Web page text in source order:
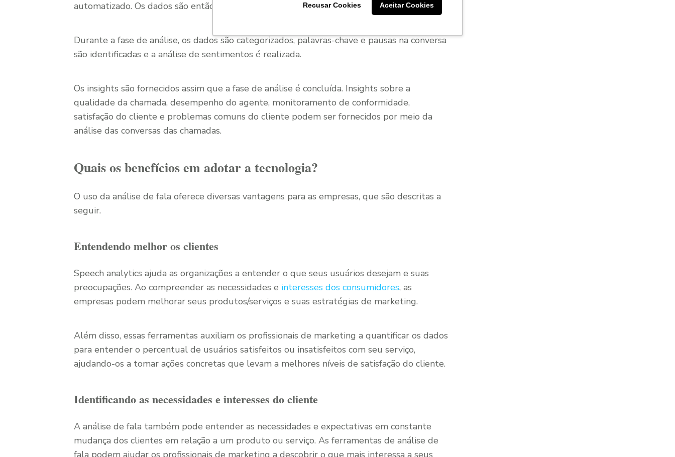
Recusar Cookies Aceitar Cookies
automatizado. Os dados são então transcritos e preparados para análise.
Durante a fase de análise, os dados são categorizados, palavras-chave e pausas na conversa
são identificadas e a análise de sentimentos é realizada.
Os insights são fornecidos assim que a fase de análise é concluída. Insights sobre a
qualidade da chamada, desempenho do agente, monitoramento de conformidade,
satisfação do cliente e problemas comuns do cliente podem ser fornecidos por meio da
análise das conversas das chamadas.
Quais os benefícios em adotar a tecnologia?
O uso da análise de fala oferece diversas vantagens para as empresas, que são descritas a
seguir.
Entendendo melhor os clientes
Speech analytics ajuda as organizações a entender o que seus usuários desejam e suas
preocupações. Ao compreender as necessidades e interesses dos consumidores, as
empresas podem melhorar seus produtos/serviços e suas estratégias de marketing.
Além disso, essas ferramentas auxiliam os profissionais de marketing a quantificar os dados
para entender o percentual de usuários satisfeitos ou insatisfeitos com seu serviço,
ajudando-os a tomar ações concretas que levam a melhores níveis de satisfação do cliente.
Identificando as necessidades e interesses do cliente
A análise de fala também pode entender as necessidades e expectativas em constante
mudança dos clientes em relação a um produto ou serviço. As ferramentas de análise de
fala podem ajudar os profissionais de marketing a descobrir o que mais interessa a seus